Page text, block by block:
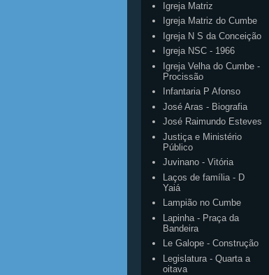
Igreja Matriz
Igreja Matriz do Cumbe
Igreja N S da Conceição
Igreja NSC - 1966
Igreja Velha do Cumbe -
Procissão
Infantaria P Afonso
José Aras - Biografia
José Raimundo Esteves
Justiça e Ministério
Público
Juvinano - Vitória
Laços de família - D
Yaiá
Lampião no Cumbe
Lapinha - Praça da
Bandeira
Le Galope - Construção
Legislatura - Quarta a
oitava